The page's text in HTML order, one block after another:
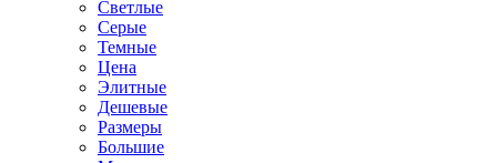
Светлые
Серые
Темные
Цена
Элитные
Дешевые
Размеры
Большие